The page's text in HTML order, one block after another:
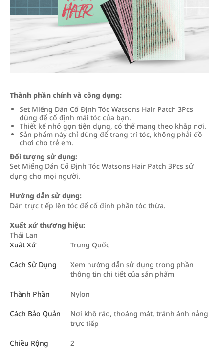
Thành phần chính và công dụng:
Set Miếng Dán Cố Định Tóc Watsons Hair Patch 3Pcs
dùng để cố định mái tóc của bạn.
Thiết kế nhỏ gọn tiện dụng, có thể mang theo khắp nơi.
Sản phẩm này chỉ dùng để trang trí tóc, không phải đồ
chơi cho trẻ em.
Đối tượng sử dụng:
Set Miếng Dán Cố Định Tóc Watsons Hair Patch 3Pcs sử
dụng cho mọi người.
Hướng dẫn sử dụng:
Dán trực tiếp lên tóc để cố định phần tóc thừa.
Xuất xứ thương hiệu:
Thái Lan
Xuất Xứ
Trung Quốc
Cách Sử Dụng
Xem hướng dẫn sử dụng trong phần
thông tin chi tiết của sản phẩm.
Thành Phần Nylon
Cách Bảo Quản
Nơi khô ráo, thoáng mát, tránh ánh nắng
trực tiếp
Chiều Rộng 2